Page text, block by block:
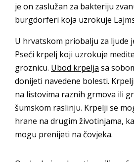
je on zaslužan za bakteriju
burgdorferi koja uzrokuje
U hrvatskom priobalju za ljude
Pseći krpelj koji uzrokuje
groznicu. Ubod krpelja sa
donijeti navedene bolesti.
na listovima raznih grmova ili
šumskom raslinju. Krpelji se
hrane na drugim životinjama,
mogu prenijeti na čovjeka.